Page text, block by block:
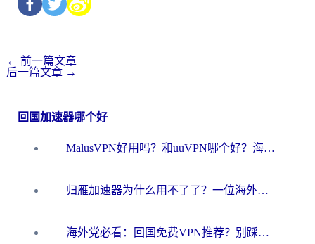
← 前一篇文章
后一篇文章 →
回国加速器哪个好
MalusVPN好用吗？和uuVPN哪个好？海外党无缝访问国内资源的真实对比与选择指南
归雁加速器为什么用不了了？一位海外游子的真实困惑与技术解答
海外党必看：回国免费VPN推荐？别踩坑！教你选对加速器无缝刷国内资源